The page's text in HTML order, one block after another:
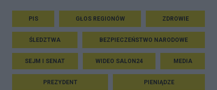
PIS GŁOS REGIONÓW ZDROWIE
ŚLEDZTWA BEZPIECZEŃSTWO NARODOWE
SEJM I SENAT WIDEO SALON24 MEDIA
PREZYDENT PIENIĄDZE